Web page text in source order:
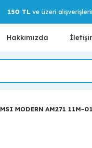
150 TLve üzeri
Hakkımızda
MSI MODERN AM271 11M-